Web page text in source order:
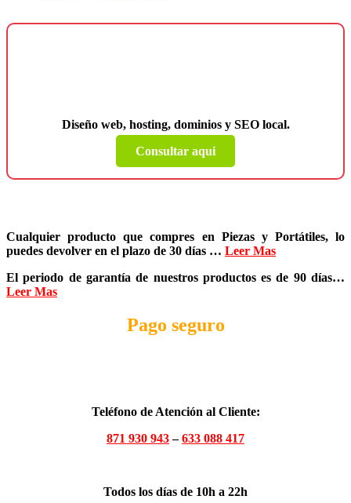
Diseño web, hosting, dominios y SEO local.
Consultar aqui
Cualquier producto que compres en Piezas y Portátiles, lo
puedes devolver en el plazo de 30 días … Leer Mas
El periodo de garantía de nuestros productos es de 90 días…
Leer Mas
Pago seguro
Teléfono de Atención al Cliente:
871 930 943–633 088 417
Todos los días de 10h a 22h